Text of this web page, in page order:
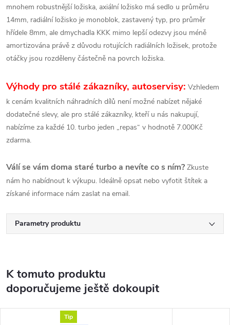
mnohem robustnější ložiska, axiální ložisko má sedlo u průměru
14mm, radiální ložisko je monoblok, zastavený typ, pro průměr
hřídele 8mm, ale dmychadla KKK mimo lepší odezvy jsou méně
amortizována právě z důvodu rotujících radiálních ložisek, protože
otáčky jsou rozděleny částečně na povrch ložiska.
Výhody pro stálé zákazníky, autoservisy: Vzhledem
k cenám kvalitních náhradních dílů není možné nabízet nějaké
dodatečné slevy, ale pro stálé zákazníky, kteří u nás nakupují,
nabízíme za každé 10. turbo jeden „repas“ v hodnotě 7.000Kč
zdarma.
Válí se vám doma staré turbo a nevíte co s ním? Zkuste
nám ho nabídnout k výkupu. Ideálně opsat nebo vyfotit štítek a
získané informace nám zaslat na email.
Parametry produktu
K tomuto produktu
doporučujeme ještě dokoupit
Tip